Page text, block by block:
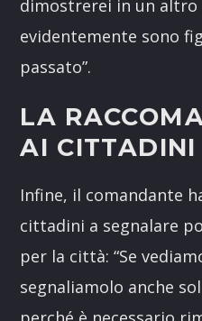
dimostrerei in un
evidentemente sono
passato”.
LA
AI CITTADINI
Infine, il comandante
cittadini a segnalare
per la città: “Se
segnaliamolo anche